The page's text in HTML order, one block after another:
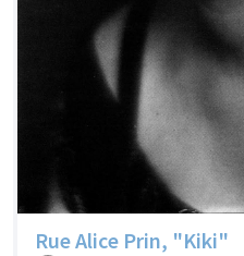
Rue Alice Prin, "Kiki"